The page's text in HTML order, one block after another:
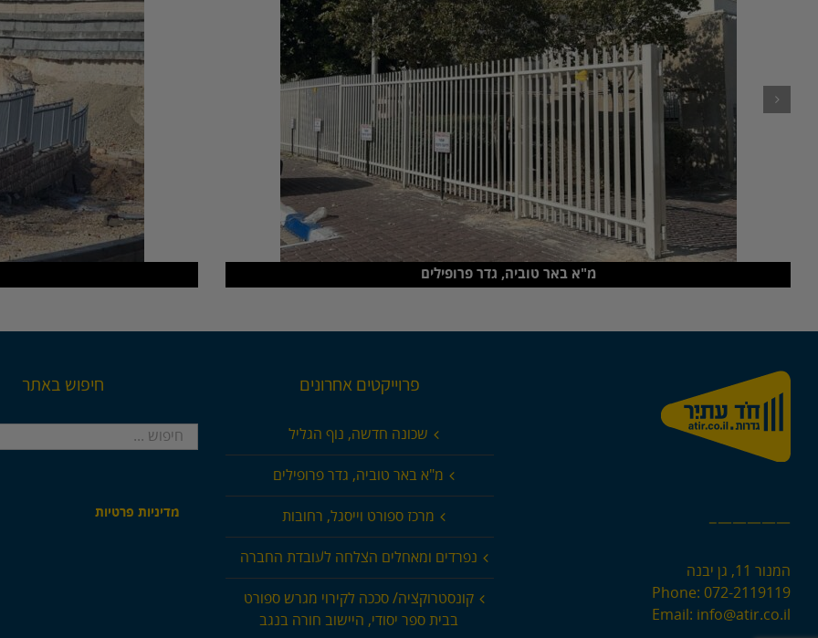
מ"א באר טוביה, גדר פרופילים
—————–
המנור 11, גן יבנה
Phone: 072-2119119
Email: info@atir.co.il
פרוייקטים אחרונים
שכונה חדשה, נוף הגליל
מ"א באר טוביה, גדר פרופילים
מרכז ספורט וייסגל, רחובות
נפרדים ומאחלים הצלחה לעובדת החברה
קונסטרוקציה/ סככה לקירוי מגרש ספורט
בבית ספר יסודי, היישוב חורה בנגב
חיפוש באתר
חיפוש...
מדיניות פרטיות